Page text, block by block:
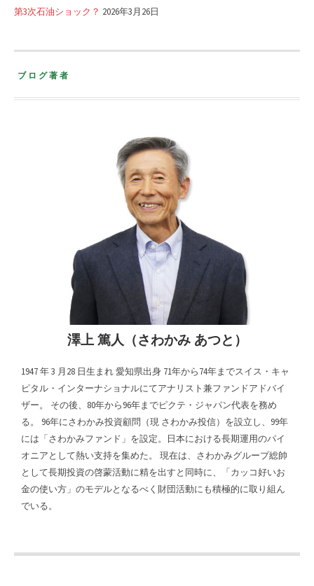
第3次石油ショック？ 2026年3月26日
ブログ著者
澤上 篤人（さわかみ あつと）
1947 年 3 月28 日生まれ 愛知県出身 71年から74年までスイス・キャ
ピタル・インターナショナルにてアナリスト兼ファンドアドバイ
ザー。 その後、80年から96年までピクテ・ジャパン代表を務め
る。 96年にさわかみ投資顧問（現 さわかみ投信）を設立し、99年
には「さわかみファンド」を設定。日本における長期運用のパイ
オニアとして熱い支持を集めた。 現在は、さわかみグループ総帥
として長期投資の啓蒙活動に精を出すと同時に、「カッコ好いお
金の使い方」のモデルとなるべく財団活動にも積極的に取り組ん
でいる。